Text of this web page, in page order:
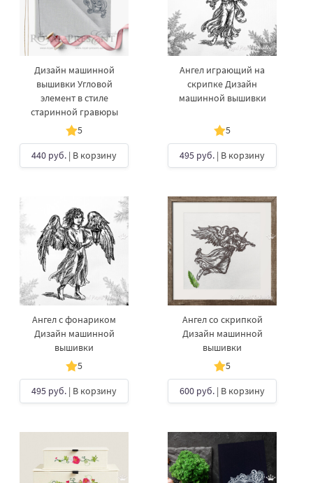
Дизайн машинной
вышивки Угловой
элемент в стиле
старинной гравюры
5
440 руб. | В корзину
Ангел играющий на
скрипке Дизайн
машинной вышивки
5
495 руб. | В корзину
Ангел с фонариком
Дизайн машинной
вышивки
5
495 руб. | В корзину
Ангел со скрипкой
Дизайн машинной
вышивки
5
600 руб. | В корзину